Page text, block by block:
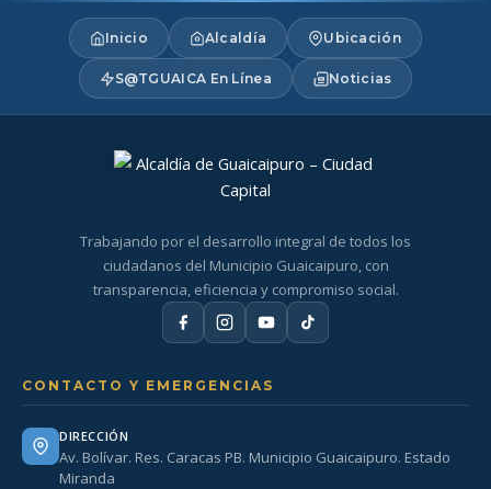
Inicio Alcaldía Ubicación
S@TGUAICA En Línea Noticias
Trabajando por el desarrollo integral de todos los
ciudadanos del Municipio Guaicaipuro, con
transparencia, eficiencia y compromiso social.
CONTACTO Y EMERGENCIAS
DIRECCIÓN
Av. Bolívar. Res. Caracas PB. Municipio Guaicaipuro. Estado
Miranda